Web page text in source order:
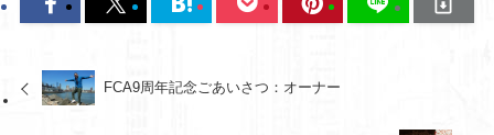
FCA9周年記念ごあいさつ：オーナー